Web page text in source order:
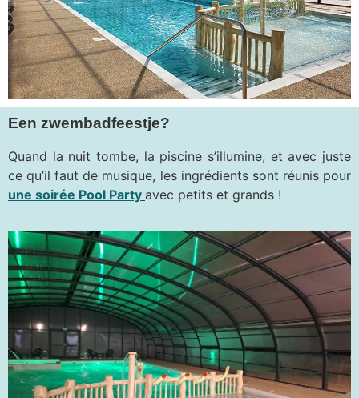
Een zwembadfeestje?
Quand la nuit tombe, la piscine s’illumine, et avec juste
ce qu’il faut de musique, les ingrédients sont réunis pour
une soirée Pool Party avec petits et grands !